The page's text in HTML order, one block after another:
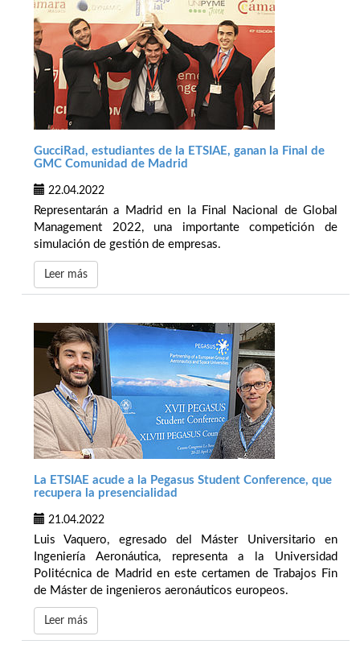
GucciRad, estudiantes de la ETSIAE, ganan la Final de
GMC Comunidad de Madrid
22.04.2022
Representarán a Madrid en la Final Nacional de Global
Management 2022, una importante competición de
simulación de gestión de empresas.
Leer más
La ETSIAE acude a la Pegasus Student Conference, que
recupera la presencialidad
21.04.2022
Luis Vaquero, egresado del Máster Universitario en
Ingeniería Aeronáutica, representa a la Universidad
Politécnica de Madrid en este certamen de Trabajos Fin
de Máster de ingenieros aeronáuticos europeos.
Leer más